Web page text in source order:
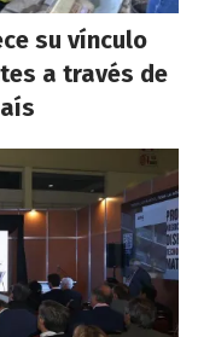
su vínculo
a través de